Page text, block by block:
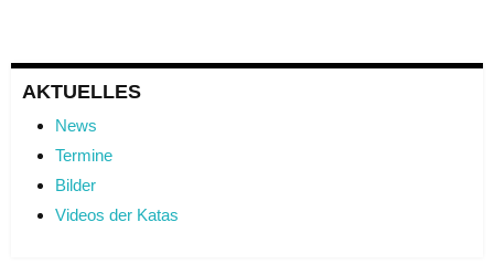
AKTUELLES
News
Termine
Bilder
Videos der Katas